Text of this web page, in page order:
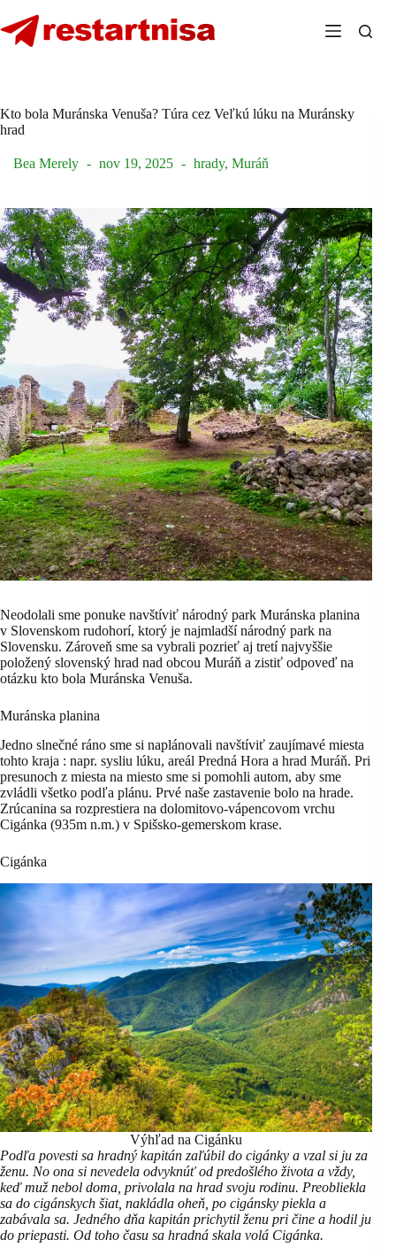
to
content
Kto bola Muránska Venuša? Túra cez Veľkú lúku na Muránsky
hrad
Bea Merely nov 19, 2025 hrady, Muráň
Neodolali sme ponuke navštíviť národný park Muránska planina
v Slovenskom rudohorí, ktorý je najmladší národný park na
Slovensku. Zároveň sme sa vybrali pozrieť aj tretí najvyššie
položený slovenský hrad nad obcou Muráň a zistiť odpoveď na
otázku kto bola Muránska Venuša.
Muránska planina
Jedno slnečné ráno sme si naplánovali navštíviť zaujímavé miesta
tohto kraja : napr. sysliu lúku, areál Predná Hora a hrad Muráň. Pri
presunoch z miesta na miesto sme si pomohli autom, aby sme
zvládli všetko podľa plánu. Prvé naše zastavenie bolo na hrade.
Zrúcanina sa rozprestiera na dolomitovo-vápencovom vrchu
Cigánka (935m n.m.) v Spišsko-gemerskom krase.
Cigánka
Výhľad na Cigánku
Podľa povesti sa hradný kapitán zaľúbil do cigánky a vzal si ju za
ženu. No ona si nevedela odvyknúť od predošlého života a vždy,
keď muž nebol doma, privolala na hrad svoju rodinu. Preobliekla
sa do cigánskych šiat, nakládla oheň, po cigánsky piekla a
zabávala sa. Jedného dňa kapitán prichytil ženu pri čine a hodil ju
do priepasti. Od toho času sa hradná skala volá Cigánka.